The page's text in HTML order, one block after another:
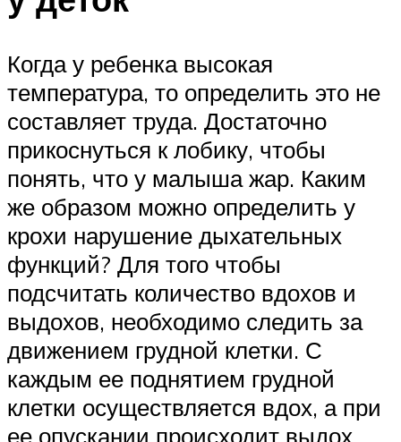
Когда у ребенка высокая
температура, то определить это не
составляет труда. Достаточно
прикоснуться к лобику, чтобы
понять, что у малыша жар. Каким
же образом можно определить у
крохи нарушение дыхательных
функций? Для того чтобы
подсчитать количество вдохов и
выдохов, необходимо следить за
движением грудной клетки. С
каждым ее поднятием грудной
клетки осуществляется вдох, а при
ее опускании происходит выдох